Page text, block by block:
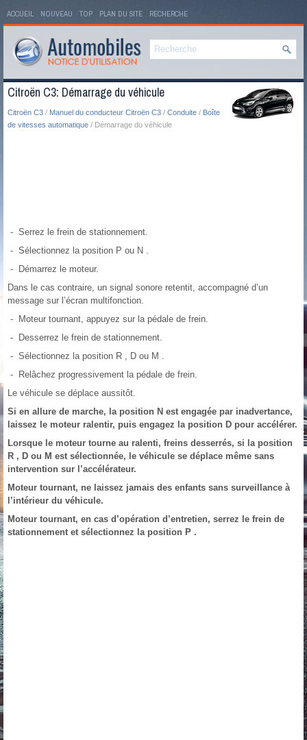
ACCUEIL NOUVEAU TOP PLAN DU SITE RECHERCHE
Citroën C3: Démarrage du véhicule
Citroën C3 / Manuel du conducteur Citroën C3 / Conduite / Boîte
de vitesses automatique / Démarrage du véhicule
- Serrez le frein de stationnement.
- Sélectionnez la position P ou N .
- Démarrez le moteur.
Dans le cas contraire, un signal sonore retentit, accompagné d’un
message sur l’écran multifonction.
- Moteur tournant, appuyez sur la pédale de frein.
- Desserrez le frein de stationnement.
- Sélectionnez la position R , D ou M .
- Relâchez progressivement la pédale de frein.
Le véhicule se déplace aussitôt.
Si en allure de marche, la position N est engagée par inadvertance,
laissez le moteur ralentir, puis engagez la position D pour accélérer.
Lorsque le moteur tourne au ralenti, freins desserrés, si la position
R , D ou M est sélectionnée, le véhicule se déplace même sans
intervention sur l’accélérateur.
Moteur tournant, ne laissez jamais des enfants sans surveillance à
l’intérieur du véhicule.
Moteur tournant, en cas d’opération d’entretien, serrez le frein de
stationnement et sélectionnez la position P .